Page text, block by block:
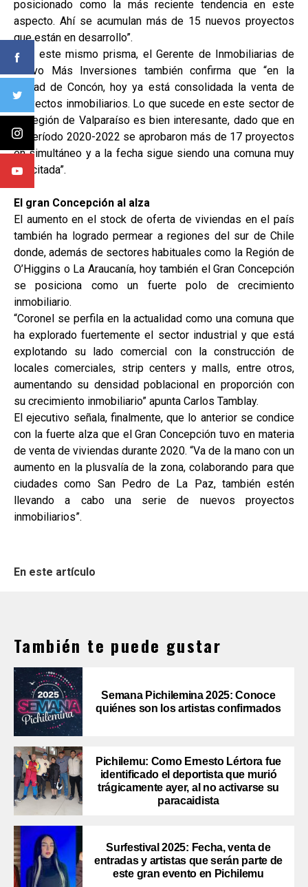
posicionado como la más reciente tendencia en este
aspecto. Ahí se acumulan más de 15 nuevos proyectos
que están en desarrollo”.
Bajo este mismo prisma, el Gerente de Inmobiliarias de
Activo Más Inversiones también confirma que “en la
ciudad de Concón, hoy ya está consolidada la venta de
proyectos inmobiliarios. Lo que sucede en este sector de
la Región de Valparaíso es bien interesante, dado que en
el período 2020-2022 se aprobaron más de 17 proyectos
en simultáneo y a la fecha sigue siendo una comuna muy
solicitada”.
El gran Concepción al alza
El aumento en el stock de oferta de viviendas en el país
también ha logrado permear a regiones del sur de Chile
donde, además de sectores habituales como la Región de
O’Higgins o La Araucanía, hoy también el Gran Concepción
se posiciona como un fuerte polo de crecimiento
inmobiliario.
“Coronel se perfila en la actualidad como una comuna que
ha explorado fuertemente el sector industrial y que está
explotando su lado comercial con la construcción de
locales comerciales, strip centers y malls, entre otros,
aumentando su densidad poblacional en proporción con
su crecimiento inmobiliario” apunta Carlos Tamblay.
El ejecutivo señala, finalmente, que lo anterior se condice
con la fuerte alza que el Gran Concepción tuvo en materia
de venta de viviendas durante 2020. “Va de la mano con un
aumento en la plusvalía de la zona, colaborando para que
ciudades como San Pedro de La Paz, también estén
llevando a cabo una serie de nuevos proyectos
inmobiliarios”.
En este artículo
También te puede gustar
Semana Pichilemina 2025: Conoce
quiénes son los artistas confirmados
Pichilemu: Como Ernesto Lértora fue
identificado el deportista que murió
trágicamente ayer, al no activarse su
paracaidista
Surfestival 2025: Fecha, venta de
entradas y artistas que serán parte de
este gran evento en Pichilemu